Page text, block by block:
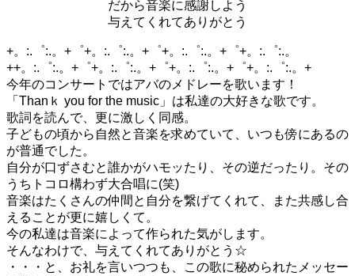
だから音楽に感謝しよう
与えてくれてありがとう
+。:.゜:.。+゜+。:.゜:.。+゜+。:.゜:.。+゜+。:.゜:.。
++。:.゜:.。+゜+。:.゜:.。+゜+。:.゜:.。+゜+。:.゜:.。+
今年のコンサートではアバのメドレーを歌います！
「Thanｋ you for the music」は私達の大好きな歌です。
歌詞を読んで、更に激しく同感。
子どもの頃から自然と音楽を求めていて、いつも傍にあるの
が普通でした。
自分が口ずさむと誰かがハモッたり、その逆だったり。その
うちトコロ構わず大合唱に(笑)
音楽はたくさんの仲間と自分を繋げてくれて、また共感し合
えることが更に嬉しくて。
今の私達は音楽によって作られた気がします。
そんなわけで、与えてくれてありがとう☆
・・・と、お礼を言いつつも、この歌に秘められたメッセー